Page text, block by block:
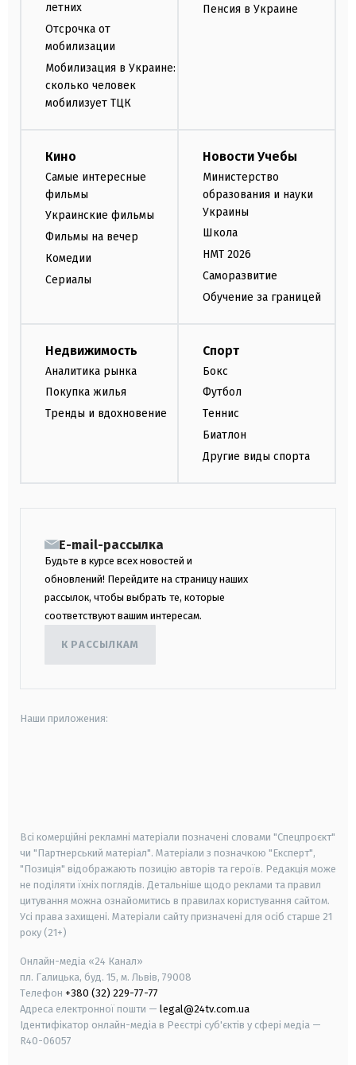
летних
Отсрочка от
мобилизации
Мобилизация в Украине:
сколько человек
мобилизует ТЦК
Пенсия в Украине
Кино
Самые интересные
фильмы
Украинские фильмы
Фильмы на вечер
Комедии
Сериалы
Новости Учебы
Министерство
образования и науки
Украины
Школа
НМТ 2026
Саморазвитие
Обучение за границей
Недвижимость
Аналитика рынка
Покупка жилья
Тренды и вдохновение
Спорт
Бокс
Футбол
Теннис
Биатлон
Другие виды спорта
E-mail-рассылка
Будьте в курсе всех новостей и
обновлений! Перейдите на страницу наших
рассылок, чтобы выбрать те, которые
соответствуют вашим интересам.
К РАССЫЛКАМ
Наши приложения:
Всі комерційні рекламні матеріали позначені словами "Спецпроєкт"
чи "Партнерський матеріал". Матеріали з позначкою "Експерт",
"Позиція" відображають позицію авторів та героїв. Редакція може
не поділяти їхніх поглядів. Детальніше щодо реклами та правил
цитування можна ознайомитись в правилах користування сайтом.
Усі права захищені. Матеріали сайту призначені для осіб старше 21
року (21+)
Онлайн-медіа «24 Канал»
пл. Галицька, буд. 15, м. Львів, 79008
Телефон +380 (32) 229-77-77
Адреса електронної пошти — legal@24tv.com.ua
Ідентифікатор онлайн-медіа в Реєстрі суб'єктів у сфері медіа —
R40-06057